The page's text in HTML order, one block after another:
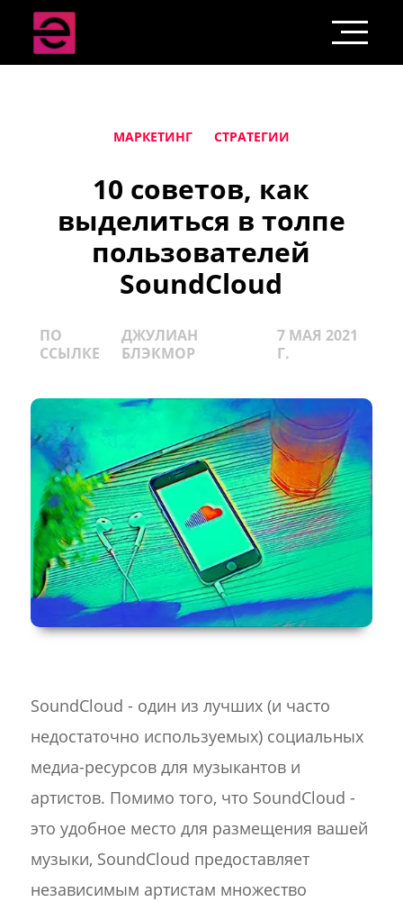
МАРКЕТИНГ СТРАТЕГИИ
10 советов, как
выделиться в толпе
пользователей
SoundCloud
ПО
ССЫЛКЕ
ДЖУЛИАН
БЛЭКМОР
7 МАЯ 2021
Г.
SoundCloud - один из лучших (и часто
недостаточно используемых) социальных
медиа-ресурсов для музыкантов и
артистов. Помимо того, что SoundCloud -
это удобное место для размещения вашей
музыки, SoundCloud предоставляет
независимым артистам множество